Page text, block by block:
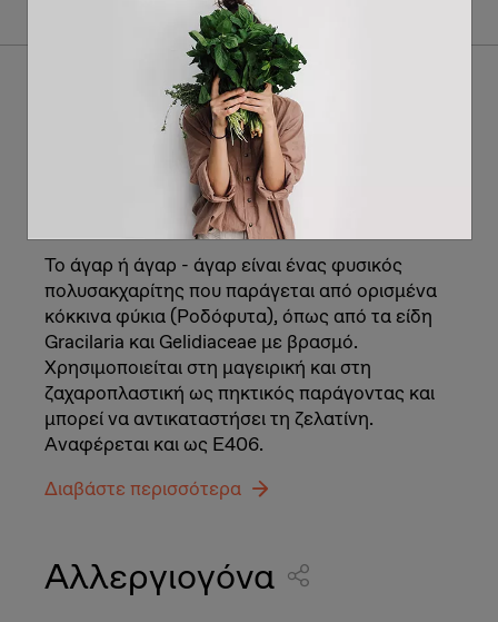
Άγαρ άγαρ (Ε406)
Το άγαρ ή άγαρ - άγαρ είναι ένας φυσικός
πολυσακχαρίτης που παράγεται από ορισμένα
κόκκινα φύκια (Ροδόφυτα), όπως από τα είδη
Gracilaria και Gelidiaceae με βρασμό.
Χρησιμοποιείται στη μαγειρική και στη
ζαχαροπλαστική ως πηκτικός παράγοντας και
μπορεί να αντικαταστήσει τη ζελατίνη.
Αναφέρεται και ως Ε406.
Διαβάστε περισσότερα
Αλλεργιογόνα